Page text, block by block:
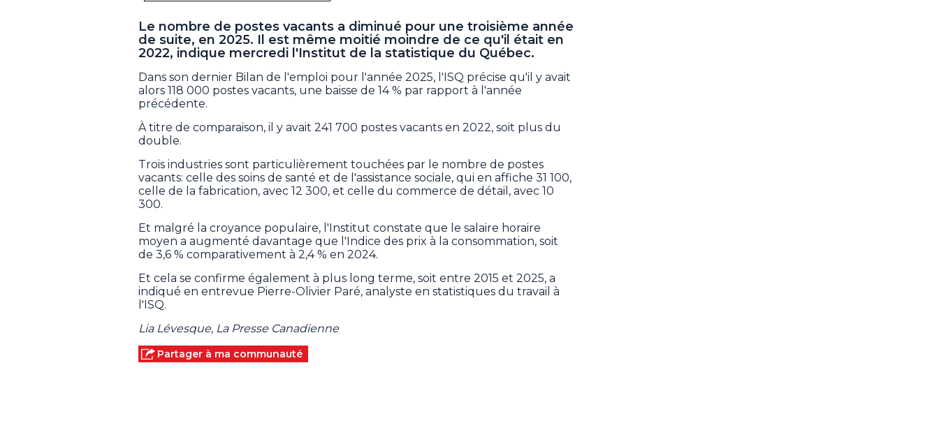
Le nombre de postes vacants a diminué pour une troisième année
de suite, en 2025. Il est même moitié moindre de ce qu'il était en
2022, indique mercredi l'Institut de la statistique du Québec.
Dans son dernier Bilan de l'emploi pour l'année 2025, l'ISQ précise qu'il y avait
alors 118 000 postes vacants, une baisse de 14 % par rapport à l'année
précédente.
À titre de comparaison, il y avait 241 700 postes vacants en 2022, soit plus du
double.
Trois industries sont particulièrement touchées par le nombre de postes
vacants: celle des soins de santé et de l'assistance sociale, qui en affiche 31 100,
celle de la fabrication, avec 12 300, et celle du commerce de détail, avec 10
300.
Et malgré la croyance populaire, l'Institut constate que le salaire horaire
moyen a augmenté davantage que l'Indice des prix à la consommation, soit
de 3,6 % comparativement à 2,4 % en 2024.
Et cela se confirme également à plus long terme, soit entre 2015 et 2025, a
indiqué en entrevue Pierre-Olivier Paré, analyste en statistiques du travail à
l'ISQ.
Lia Lévesque, La Presse Canadienne
Partager à ma communauté